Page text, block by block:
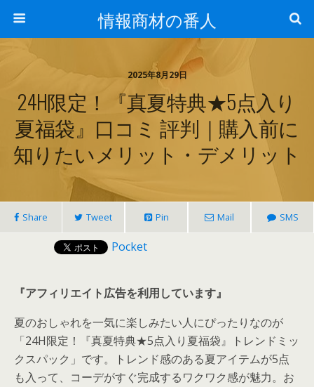
情報商材の番人
2025年8月29日
24H限定！『真夏特典★5点入り
夏福袋』口コミ 評判｜購入前に
知りたいメリット・デメリット
Share Tweet Pin Mail SMS
Pocket
『アフィリエイト広告を利用しています』
夏のおしゃれを一気に楽しみたい人にぴったりなのが
「24H限定！『真夏特典★5点入り夏福袋』トレンドミッ
クスパック」です。トレンド感のある夏アイテムが5点
も入って、コーデがすぐ完成するワクワク感が魅力。お